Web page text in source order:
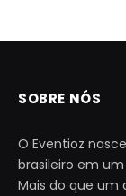
SOBRE NÓS
O Eventioz
brasileiro em
Mais do que um